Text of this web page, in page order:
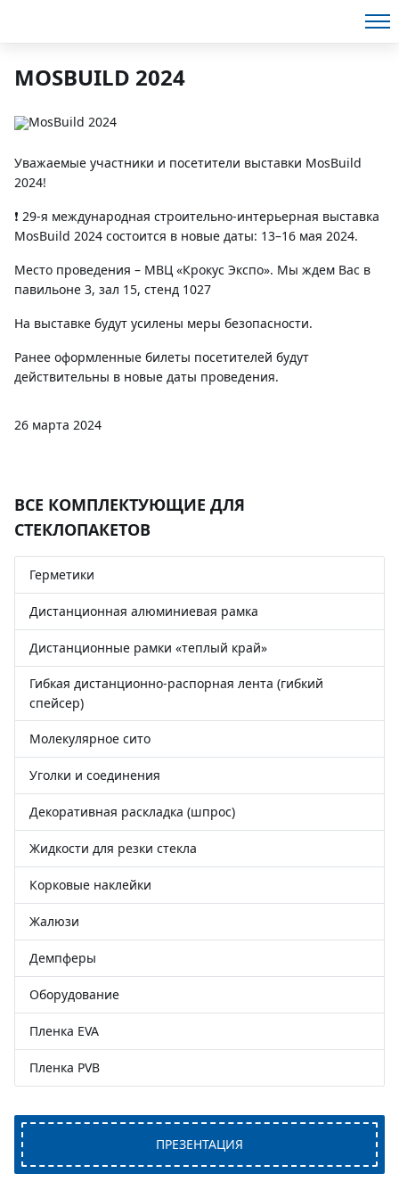
ВСЕ КОМПЛЕКТУЮЩИЕ ДЛЯ
СТЕКЛОПАКЕТОВ
Герметики
Дистанционная алюминиевая рамка
Дистанционные рамки «теплый край»
Гибкая дистанционно-распорная лента (гибкий
спейсер)
Молекулярное сито
Уголки и соединения
Декоративная раскладка (шпрос)
Жидкости для резки стекла
Корковые наклейки
Жалюзи
Демпферы
Оборудование
Пленка EVA
Пленка PVB
ПРЕЗЕНТАЦИЯ
MOSBUILD 2024
Уважаемые участники и посетители выставки MosBuild
2024!
❗ 29-я международная строительно-интерьерная выставка
MosBuild 2024 состоится в новые даты: 13–16 мая 2024.
Место проведения – МВЦ «Крокус Экспо». Мы ждем Вас в
павильоне 3, зал 15, стенд 1027
На выставке будут усилены меры безопасности.
Ранее оформленные билеты посетителей будут
действительны в новые даты проведения.
26 марта 2024